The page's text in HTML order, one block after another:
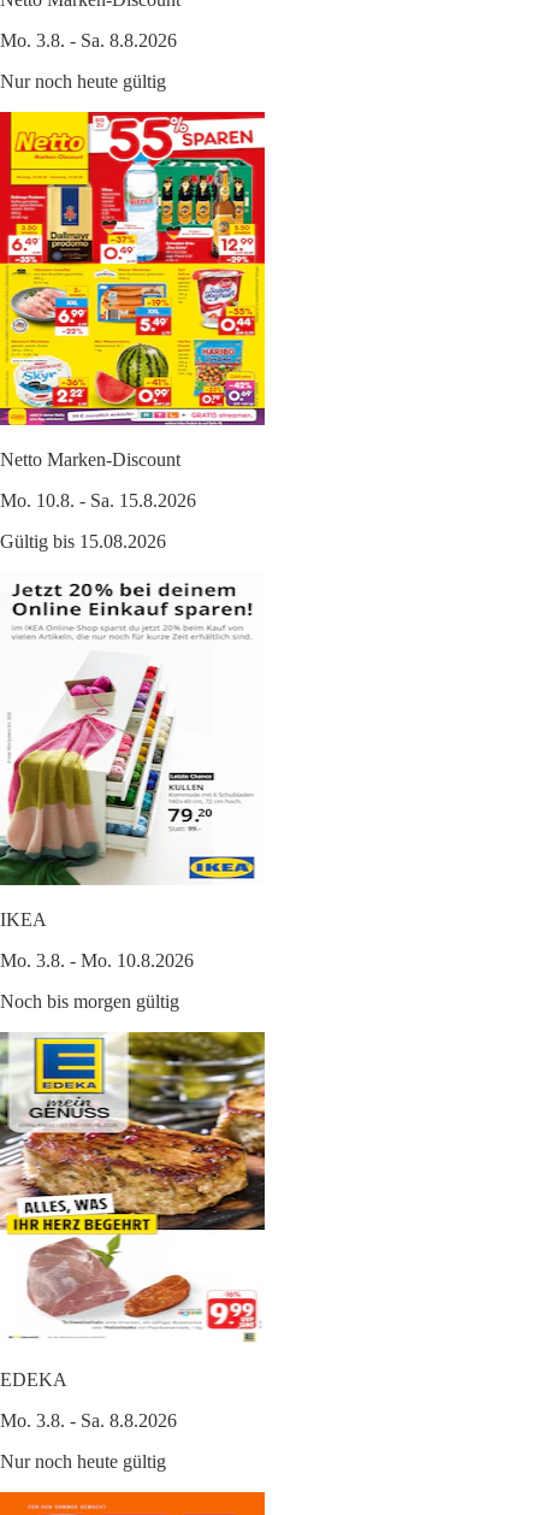
Mo. 3.8. - Sa. 8.8.2026
Nur noch heute gültig
Netto Marken-Discount
Mo. 10.8. - Sa. 15.8.2026
Gültig bis 15.08.2026
IKEA
Mo. 3.8. - Mo. 10.8.2026
Noch bis morgen gültig
EDEKA
Mo. 3.8. - Sa. 8.8.2026
Nur noch heute gültig